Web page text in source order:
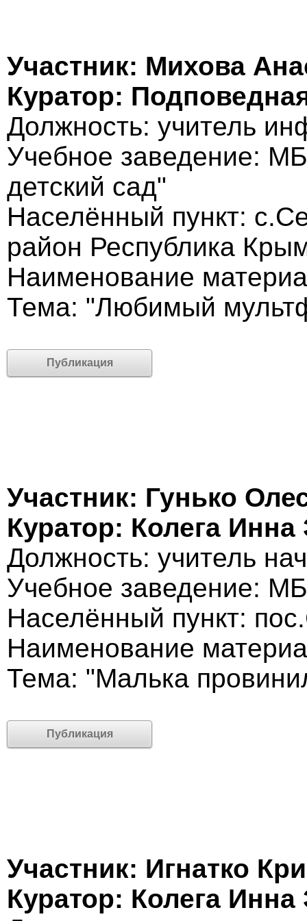
Участник: Михова
Куратор:
Должность: учитель
Учебное заведение:
детский сад"
Населённый пункт:
район Республика
Наименование
Тема: "Любимый
Публикация
Участник: Гунько
Куратор: Колега
Должность: учитель
Учебное заведение:
Населённый пункт:
Наименование
Тема: "Малька
Публикация
Участник: Игнатко
Куратор: Колега